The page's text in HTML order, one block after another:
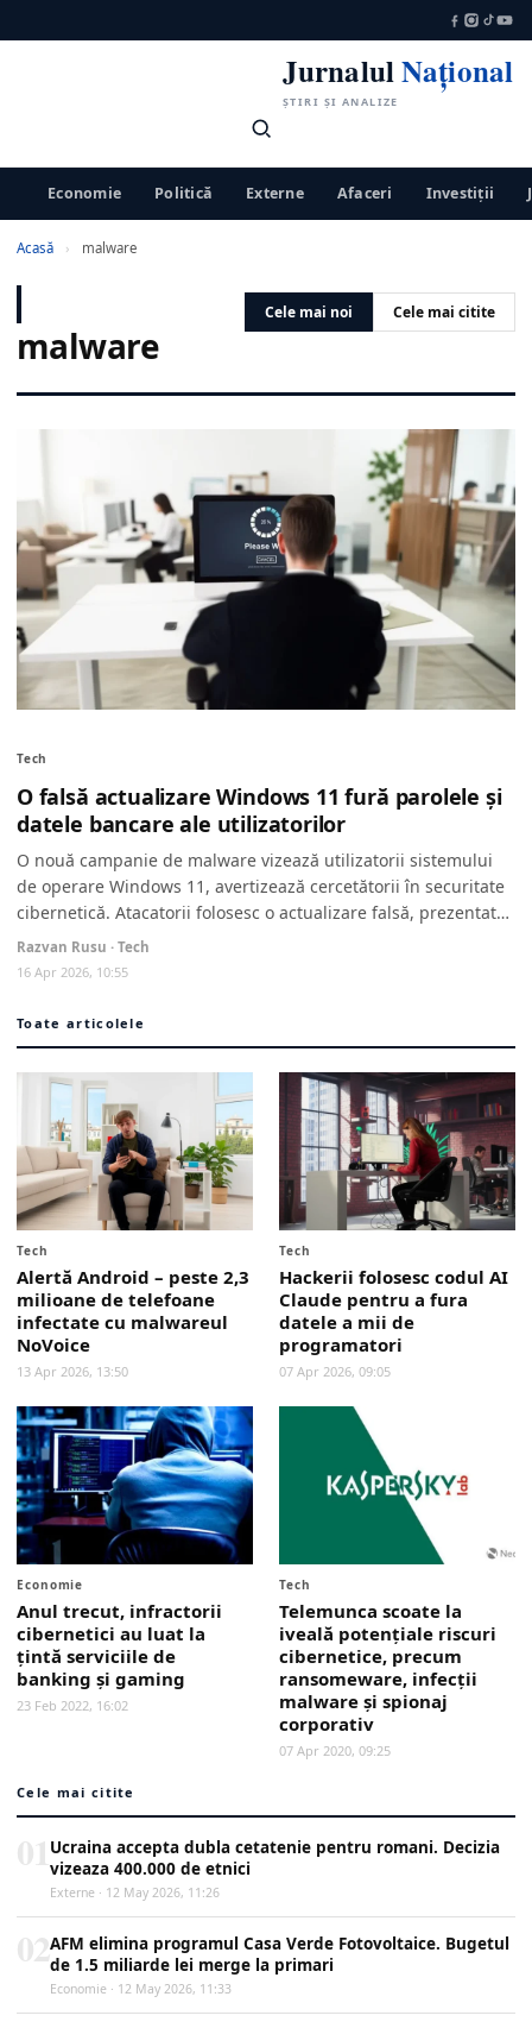
JurnalulNațional
ȘTIRI ȘI ANALIZE
Economie Politică Externe Afaceri Investiții
Acasă › malware
malware
Cele mai noi Cele mai citite
Tech
O falsă actualizare Windows 11 fură parolele și
datele bancare ale utilizatorilor
O nouă campanie de malware vizează utilizatorii sistemului
de operare Windows 11, avertizează cercetătorii în securitate
cibernetică. Atacatorii folosesc o actualizare falsă, prezentată
ca un...
Razvan Rusu · Tech
16 Apr 2026, 10:55
Toate articolele
Tech
Alertă Android – peste 2,3
milioane de telefoane
infectate cu malwareul
NoVoice
13 Apr 2026, 13:50
Tech
Hackerii folosesc codul AI
Claude pentru a fura
datele a mii de
programatori
07 Apr 2026, 09:05
Economie
Anul trecut, infractorii
cibernetici au luat la
țintă serviciile de
banking și gaming
23 Feb 2022, 16:02
Tech
Telemunca scoate la
iveală potenţiale riscuri
cibernetice, precum
ransomeware, infecţii
malware şi spionaj
corporativ
07 Apr 2020, 09:25
Cele mai citite
Ucraina accepta dubla cetatenie pentru romani. Decizia
vizeaza 400.000 de etnici
Externe · 12 May 2026, 11:26
AFM elimina programul Casa Verde Fotovoltaice. Bugetul
de 1.5 miliarde lei merge la primari
Economie · 12 May 2026, 11:33